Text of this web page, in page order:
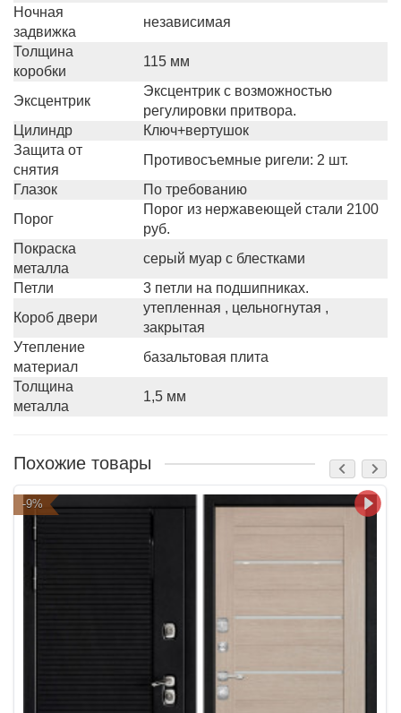
Ночная
задвижка
независимая
Толщина
коробки
115 мм
Эксцентрик
Эксцентрик с возможностью
регулировки притвора.
Цилиндр
Ключ+вертушок
Защита от
снятия
Противосъемные ригели: 2 шт.
Глазок
По требованию
Порог
Порог из нержавеющей стали 2100
руб.
Покраска
металла
серый муар с блестками
Петли
3 петли на подшипниках.
Короб двери
утепленная , цельногнутая ,
закрытая
Утепление
материал
базальтовая плита
Толщина
металла
1,5 мм
Похожие товары
-9%